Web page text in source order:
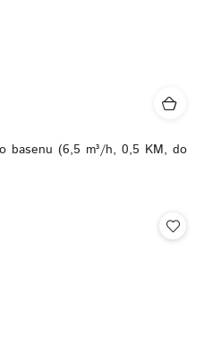
basenu (6,5 m³/h, 0,5 KM, do